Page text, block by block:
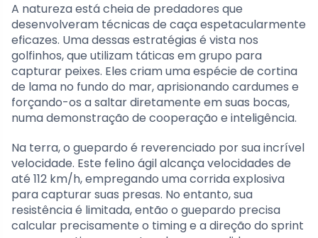
A natureza está cheia de predadores que
desenvolveram técnicas de caça espetacularmente
eficazes. Uma dessas estratégias é vista nos
golfinhos, que utilizam táticas em grupo para
capturar peixes. Eles criam uma espécie de cortina
de lama no fundo do mar, aprisionando cardumes e
forçando-os a saltar diretamente em suas bocas,
numa demonstração de cooperação e inteligência.
Na terra, o guepardo é reverenciado por sua incrível
velocidade. Este felino ágil alcança velocidades de
até 112 km/h, empregando uma corrida explosiva
para capturar suas presas. No entanto, sua
resistência é limitada, então o guepardo precisa
calcular precisamente o timing e a direção do sprint